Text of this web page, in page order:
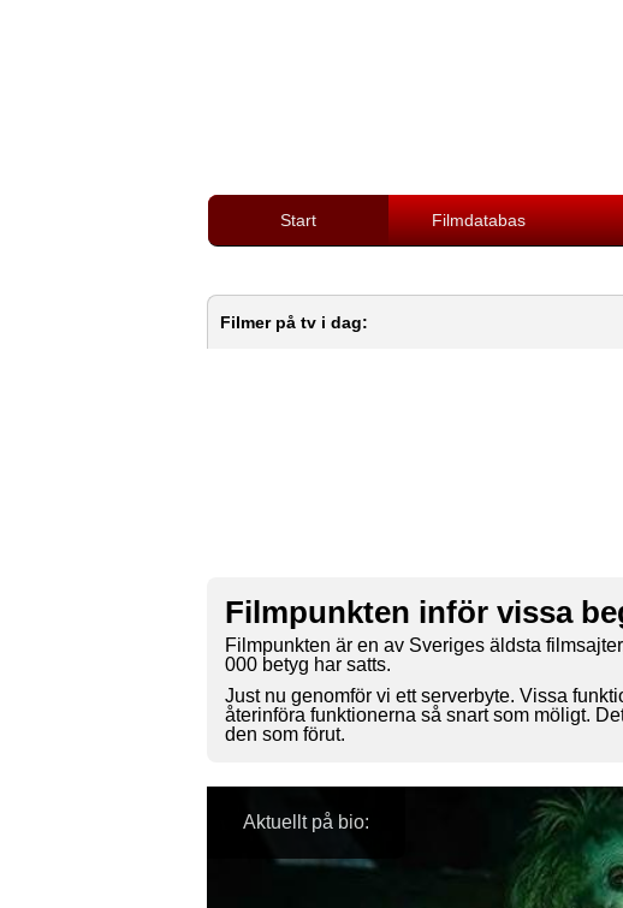
Start Filmdatabas
Filmer på tv i dag:
Filmpunkten inför vissa
Filmpunkten är en av Sveriges äldsta
000 betyg har satts.
Just nu genomför vi ett serverbyte. Vissa
återinföra funktionerna så snart som möligt.
den som förut.
Aktuellt på bio: